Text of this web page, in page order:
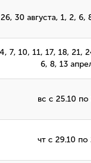
30 августа, 1, 2,
7, 10, 11, 17, 18, 21,
6, 8, 13
вс с 25.10 по
чт с 29.10 по